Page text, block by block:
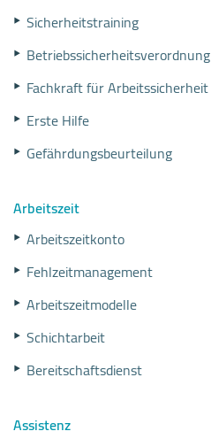
Sicherheitstraining
Betriebssicherheitsverordnung
Fachkraft für Arbeitssicherheit
Erste Hilfe
Gefährdungsbeurteilung
Arbeitszeit
Arbeitszeitkonto
Fehlzeitmanagement
Arbeitszeitmodelle
Schichtarbeit
Bereitschaftsdienst
Assistenz